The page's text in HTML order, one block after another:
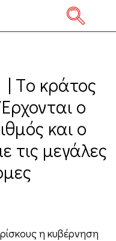
Tο κράτος
ο
και ο
τις μεγάλες
η κυβέρνηση